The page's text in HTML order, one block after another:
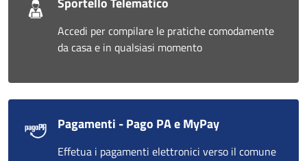
Accedi per compilare le pratiche comodamente
da casa e in qualsiasi momento
Pagamenti - Pago PA e MyPay
Effetua i pagamenti elettronici verso il comune